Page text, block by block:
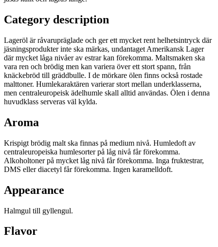
Category description
Lageröl är råvarupräglade och ger ett mycket rent helhetsintryck där
jäsningsprodukter inte ska märkas, undantaget Amerikansk Lager
där mycket låga nivåer av estrar kan förekomma. Maltsmaken ska
vara ren och brödig men kan variera över ett stort spann, från
knäckebröd till gräddbulle. I de mörkare ölen finns också rostade
malttoner. Humlekaraktären varierar stort mellan underklasserna,
men centraleuropeisk ädelhumle skall alltid användas. Ölen i denna
huvudklass serveras väl kylda.
Aroma
Krispigt brödig malt ska finnas på medium nivå. Humledoft av
centraleuropeiska humlesorter på låg nivå får förekomma.
Alkoholtoner på mycket låg nivå får förekomma. Inga fruktestrar,
DMS eller diacetyl får förekomma. Ingen karamelldoft.
Appearance
Halmgul till gyllengul.
Flavor